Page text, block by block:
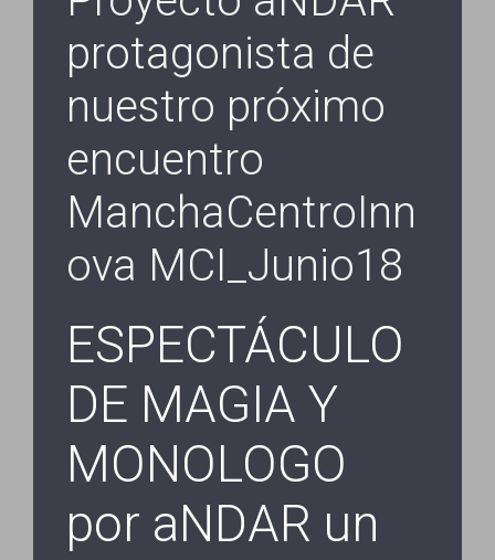
protagonista de
nuestro próximo
encuentro
ManchaCentroInn
ova MCI_Junio18
ESPECTÁCULO
DE MAGIA Y
MONOLOGO
por aNDAR un